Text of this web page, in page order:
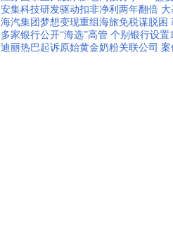
安集科技研发驱动扣非净利两年翻倍 大
海汽集团梦想变现重组海旅免税谋脱困
多家银行公开“海选”高管 个别银行设置
迪丽热巴起诉原始黄金奶粉关联公司 案